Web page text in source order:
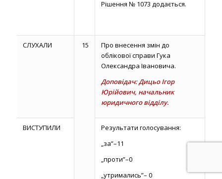
Рішення № 1073 додається.
СЛУХАЛИ 15
Про внесення змін до
облікової справи Гука
Олександра Івановича.
Доповідач: Дицьо Ігор
Юрійович, начальник
юридичного відділу.
ВИСТУПИЛИ
Результати голосування:
„за”–11
„проти”–0
„утримались”– 0